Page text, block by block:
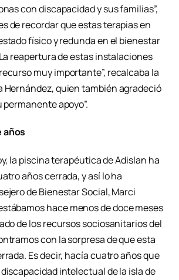
con discapacidad y sus familias”,
de recordar que estas terapias en
físico y redunda en el bienestar
reapertura de estas instalaciones
muy importante”, recalcaba la
Hernández, quien también agradeció
permanente apoyo”.
años
la piscina terapéutica de Adislan ha
años cerrada, y así lo ha
de Bienestar Social, Marci
hace menos de doce meses
de los recursos sociosanitarios del
con la sorpresa de que esta
Es decir, hacía cuatro años que
intelectual de la isla de